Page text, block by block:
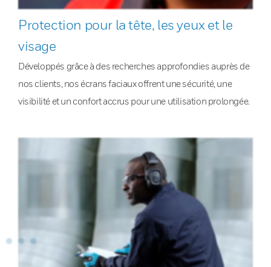
Protection pour la tête, les yeux et le
visage
Développés grâce à des recherches approfondies auprès de
nos clients, nos écrans faciaux offrent une sécurité, une
visibilité et un confort accrus pour une utilisation prolongée.